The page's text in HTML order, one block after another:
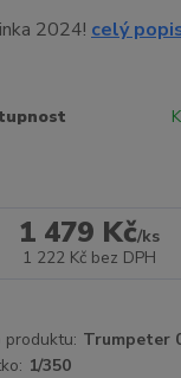
2024! celý
1 479 Kč/ks
1 222 Kč bez DPH
produktu: Trumpeter
1/350